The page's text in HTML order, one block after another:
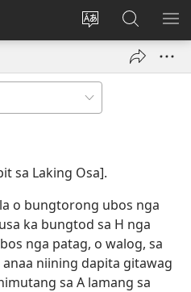
Ilisi
pinulongan
sa
site
Log
ug
Pangitaa
sa
JW.ORG
sa Laking Osa].
o bungtorong ubos nga
ka bungtod sa H nga
nga patag, o walog, sa
niining dapita gitawag
sa A lamang sa